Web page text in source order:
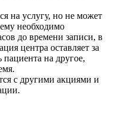
на услугу, но не может
необходимо
до времени записи, в
центра оставляет за
пациента на другое,
с другими акциями и